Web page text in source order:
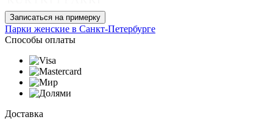
Записаться на примерку
Парки женские в Санкт-Петербурге
Способы оплаты
Доставка